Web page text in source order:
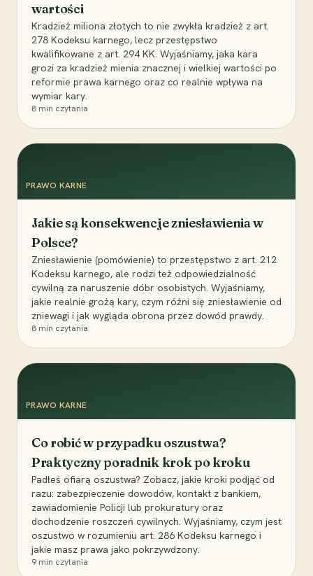
wartości
Kradzież miliona złotych to nie zwykła kradzież z art.
278 Kodeksu karnego, lecz przestępstwo
kwalifikowane z art. 294 KK. Wyjaśniamy, jaka kara
grozi za kradzież mienia znacznej i wielkiej wartości po
reformie prawa karnego oraz co realnie wpływa na
wymiar kary.
8 min czytania
PRAWO KARNE
Jakie są konsekwencje zniesławienia w
Polsce?
Zniesławienie (pomówienie) to przestępstwo z art. 212
Kodeksu karnego, ale rodzi też odpowiedzialność
cywilną za naruszenie dóbr osobistych. Wyjaśniamy,
jakie realnie grożą kary, czym różni się zniesławienie od
zniewagi i jak wygląda obrona przez dowód prawdy.
8 min czytania
PRAWO KARNE
Co robić w przypadku oszustwa?
Praktyczny poradnik krok po kroku
Padłeś ofiarą oszustwa? Zobacz, jakie kroki podjąć od
razu: zabezpieczenie dowodów, kontakt z bankiem,
zawiadomienie Policji lub prokuratury oraz
dochodzenie roszczeń cywilnych. Wyjaśniamy, czym jest
oszustwo w rozumieniu art. 286 Kodeksu karnego i
jakie masz prawa jako pokrzywdzony.
9 min czytania